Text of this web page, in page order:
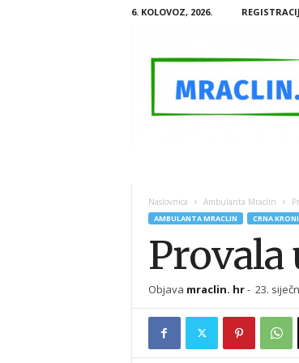
6. KOLOVOZ, 2026.
A
R
Naslovnica Ambulanta Mraclin
AMBULANTA MRACLIN CRNA
Objava mraclin. hr- 23.